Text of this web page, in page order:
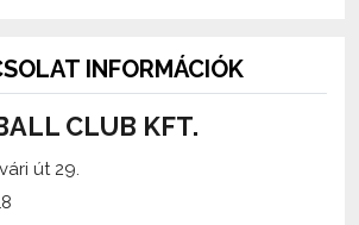
INFORMÁCIÓK
CLUB KFT.
út 29.